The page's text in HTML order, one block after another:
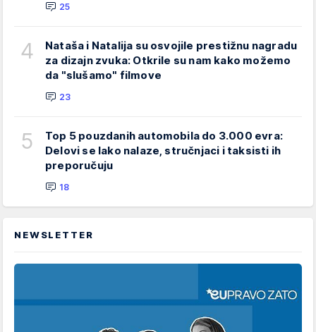
25
4
Nataša i Natalija su osvojile prestižnu nagradu
za dizajn zvuka: Otkrile su nam kako možemo
da "slušamo" filmove
23
5
Top 5 pouzdanih automobila do 3.000 evra:
Delovi se lako nalaze, stručnjaci i taksisti ih
preporučuju
18
NEWSLETTER